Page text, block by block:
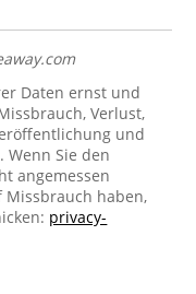
Daten ernst und
Verlust,
und
Sie den
angemessen
Missbrauch haben,
privacy-